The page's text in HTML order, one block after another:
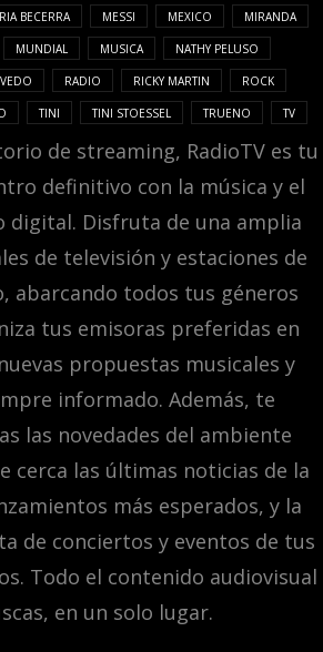
BECERRA MESSI MEXICO MIRANDA
MUNDIAL MUSICA NATHY PELUSO
RADIO RICKY MARTIN ROCK
TINI TINI STOESSEL TRUENO TV
de streaming, RadioTV es tu
definitivo con la música y el
Disfruta de una amplia
de televisión y estaciones de
abarcando todos tus géneros
tus emisoras preferidas en
propuestas musicales y
informado. Además, te
las novedades del ambiente
cerca las últimas noticias de la
más esperados, y la
de conciertos y eventos de tus
Todo el contenido audiovisual
en un solo lugar.